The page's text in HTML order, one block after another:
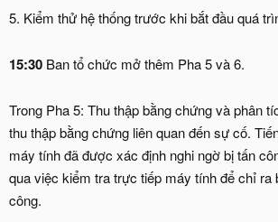
5. Kiểm thử hệ thống trước khi bắt đầu quá
15:30 Ban tổ chức mở thêm Pha 5 và 6.
Trong Pha 5: Thu thập bằng chứng và phân
thu thập bằng chứng liên quan đến sự cố.
máy tính đã được xác định nghi ngờ bị tấn
qua việc kiểm tra trực tiếp máy tính để chỉ ra
công.